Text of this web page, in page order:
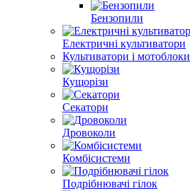
Бензопили
Електричні культиватори
Культиватори і мотоблоки
Кущорізи
Секатори
Дровоколи
Комбісистеми
Подрібнювачі гілок